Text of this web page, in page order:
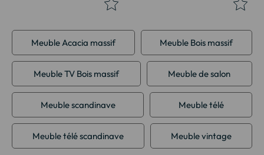
Meuble Acacia massif Meuble Bois massif
Meuble TV Bois massif Meuble de salon
Meuble scandinave Meuble télé
Meuble télé scandinave Meuble vintage